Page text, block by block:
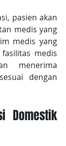
pasien akan
medis yang
medis yang
medis
menerima
dengan
Domestik